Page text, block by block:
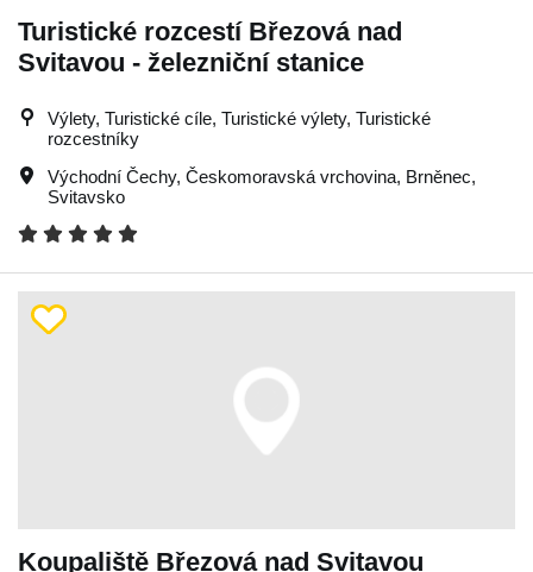
Turistické rozcestí Březová nad
Svitavou - železniční stanice
Výlety, Turistické cíle, Turistické výlety, Turistické
rozcestníky
Východní Čechy, Českomoravská vrchovina, Brněnec,
Svitavsko
Koupaliště Březová nad Svitavou